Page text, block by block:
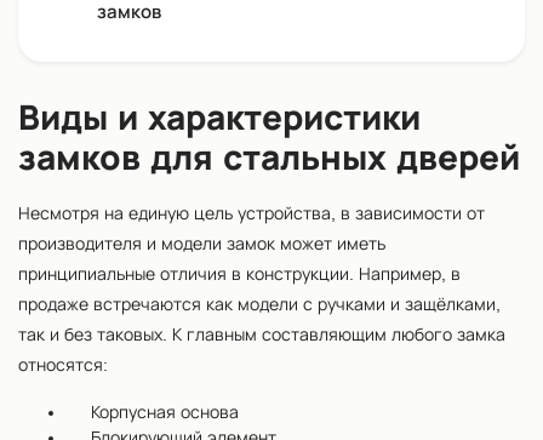
замков
Виды и характеристики
замков для стальных дверей
Несмотря на единую цель устройства, в зависимости от
производителя и модели замок может иметь
принципиальные отличия в конструкции. Например, в
продаже встречаются как модели с ручками и защёлками,
так и без таковых. К главным составляющим любого замка
относятся:
Корпусная основа